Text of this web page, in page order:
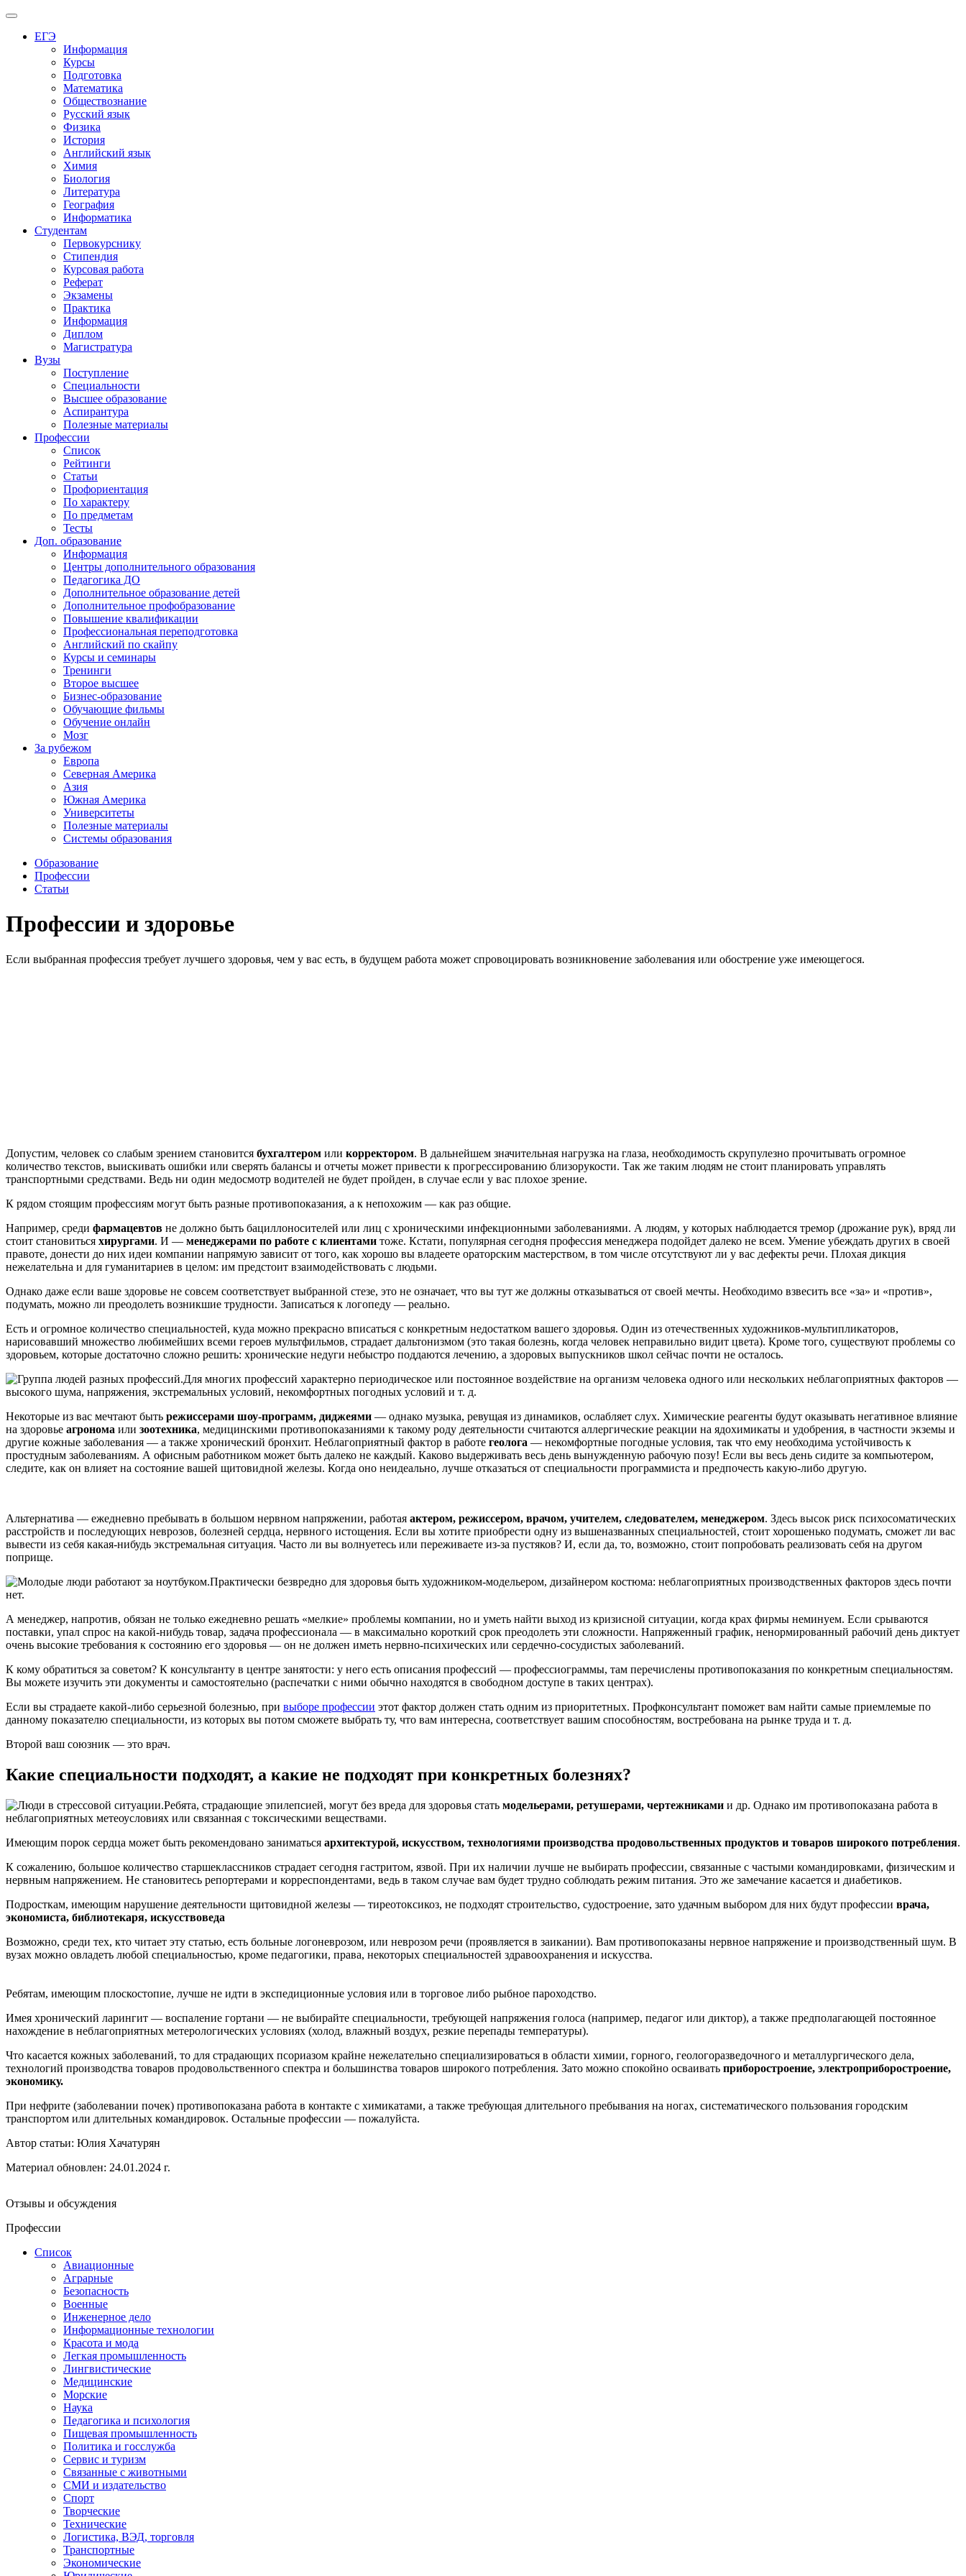
Меню
ЕГЭ
Информация
Курсы
Подготовка
Математика
Обществознание
Русский язык
Физика
История
Английский язык
Химия
Биология
Литература
География
Информатика
Студентам
Первокурснику
Стипендия
Курсовая работа
Реферат
Экзамены
Практика
Информация
Диплом
Магистратура
Вузы
Поступление
Специальности
Высшее образование
Аспирантура
Полезные материалы
Профессии
Список
Рейтинги
Статьи
Профориентация
По характеру
По предметам
Тесты
Доп. образование
Информация
Центры дополнительного образования
Педагогика ДО
Дополнительное образование детей
Дополнительное профобразование
Повышение квалификации
Профессиональная переподготовка
Английский по скайпу
Курсы и семинары
Тренинги
Второе высшее
Бизнес-образование
Обучающие фильмы
Обучение онлайн
Мозг
За рубежом
Европа
Северная Америка
Азия
Южная Америка
Университеты
Полезные материалы
Системы образования
Образование
Профессии
Статьи
Профессии и здоровье
Если выбранная профессия требует лучшего здоровья, чем у вас есть, в будущем работа может спровоцировать возникновение заболевания или обострение уже имеющегося.
Допустим, человек со слабым зрением становится бухгалтером или корректором. В дальнейшем значительная нагрузка на глаза, необходимость скрупулезно прочитывать огромное
количество текстов, выискивать ошибки или сверять балансы и отчеты может привести к прогрессированию близорукости. Так же таким людям не стоит планировать управлять
транспортными средствами. Ведь ни один медосмотр водителей не будет пройден, в случае если у вас плохое зрение.
К рядом стоящим профессиям могут быть разные противопоказания, а к непохожим — как раз общие.
Например, среди фармацевтов не должно быть бациллоносителей или лиц с хроническими инфекционными заболеваниями. А людям, у которых наблюдается тремор (дрожание рук), вряд ли
стоит становиться хирургами. И — менеджерами по работе с клиентами тоже. Кстати, популярная сегодня профессия менеджера подойдет далеко не всем. Умение убеждать других в своей
правоте, донести до них идеи компании напрямую зависит от того, как хорошо вы владеете ораторским мастерством, в том числе отсутствуют ли у вас дефекты речи. Плохая дикция
нежелательна и для гуманитариев в целом: им предстоит взаимодействовать с людьми.
Однако даже если ваше здоровье не совсем соответствует выбранной стезе, это не означает, что вы тут же должны отказываться от своей мечты. Необходимо взвесить все «за» и «против»,
подумать, можно ли преодолеть возникшие трудности. Записаться к логопеду — реально.
Есть и огромное количество специальностей, куда можно прекрасно вписаться с конкретным недостатком вашего здоровья. Один из отечественных художников-мультипликаторов,
нарисовавший множество любимейших всеми героев мультфильмов, страдает дальтонизмом (это такая болезнь, когда человек неправильно видит цвета). Кроме того, существуют проблемы со
здоровьем, которые достаточно сложно решить: хронические недуги небыстро поддаются лечению, а здоровых выпускников школ сейчас почти не осталось.
Для многих профессий характерно периодическое или постоянное воздействие на организм человека одного или нескольких неблагоприятных факторов —
высокого шума, напряжения, экстремальных условий, некомфортных погодных условий и т. д.
Некоторые из вас мечтают быть режиссерами шоу-программ, диджеями — однако музыка, ревущая из динамиков, ослабляет слух. Химические реагенты будут оказывать негативное влияние
на здоровье агронома или зоотехника, медицинскими противопоказаниями к такому роду деятельности считаются аллергические реакции на ядохимикаты и удобрения, в частности экземы и
другие кожные заболевания — а также хронический бронхит. Неблагоприятный фактор в работе геолога — некомфортные погодные условия, так что ему необходима устойчивость к
простудным заболеваниям. А офисным работником может быть далеко не каждый. Каково выдерживать весь день вынужденную рабочую позу! Если вы весь день сидите за компьютером,
следите, как он влияет на состояние вашей щитовидной железы. Когда оно неидеально, лучше отказаться от специальности программиста и предпочесть какую-либо другую.
Альтернатива — ежедневно пребывать в большом нервном напряжении, работая актером, режиссером, врачом, учителем, следователем, менеджером. Здесь высок риск психосоматических
расстройств и последующих неврозов, болезней сердца, нервного истощения. Если вы хотите приобрести одну из вышеназванных специальностей, стоит хорошенько подумать, сможет ли вас
вывести из себя какая-нибудь экстремальная ситуация. Часто ли вы волнуетесь или переживаете из-за пустяков? И, если да, то, возможно, стоит попробовать реализовать себя на другом
поприще.
Практически безвредно для здоровья быть художником-модельером, дизайнером костюма: неблагоприятных производственных факторов здесь почти
нет.
А менеджер, напротив, обязан не только ежедневно решать «мелкие» проблемы компании, но и уметь найти выход из кризисной ситуации, когда крах фирмы неминуем. Если срываются
поставки, упал спрос на какой-нибудь товар, задача профессионала — в максимально короткий срок преодолеть эти сложности. Напряженный график, ненормированный рабочий день диктует
очень высокие требования к состоянию его здоровья — он не должен иметь нервно-психических или сердечно-сосудистых заболеваний.
К кому обратиться за советом? К консультанту в центре занятости: у него есть описания профессий — профессиограммы, там перечислены противопоказания по конкретным специальностям.
Вы можете изучить эти документы и самостоятельно (распечатки с ними обычно находятся в свободном доступе в таких центрах).
Если вы страдаете какой-либо серьезной болезнью, при выборе профессии этот фактор должен стать одним из приоритетных. Профконсультант поможет вам найти самые приемлемые по
данному показателю специальности, из которых вы потом сможете выбрать ту, что вам интересна, соответствует вашим способностям, востребована на рынке труда и т. д.
Второй ваш союзник — это врач.
Какие специальности подходят, а какие не подходят при конкретных болезнях?
Ребята, страдающие эпилепсией, могут без вреда для здоровья стать модельерами, ретушерами, чертежниками и др. Однако им противопоказана работа в
неблагоприятных метеоусловиях или связанная с токсическими веществами.
Имеющим порок сердца может быть рекомендовано заниматься архитектурой, искусством, технологиями производства продовольственных продуктов и товаров широкого потребления.
К сожалению, большое количество старшеклассников страдает сегодня гастритом, язвой. При их наличии лучше не выбирать профессии, связанные с частыми командировками, физическим и
нервным напряжением. Не становитесь репортерами и корреспондентами, ведь в таком случае вам будет трудно соблюдать режим питания. Это же замечание касается и диабетиков.
Подросткам, имеющим нарушение деятельности щитовидной железы — тиреотоксикоз, не подходят строительство, судостроение, зато удачным выбором для них будут профессии врача,
экономиста, библиотекаря, искусствоведа
Возможно, среди тех, кто читает эту статью, есть больные логоневрозом, или неврозом речи (проявляется в заикании). Вам противопоказаны нервное напряжение и производственный шум. В
вузах можно овладеть любой специальностью, кроме педагогики, права, некоторых специальностей здравоохранения и искусства.
Ребятам, имеющим плоскостопие, лучше не идти в экспедиционные условия или в торговое либо рыбное пароходство.
Имея хронический ларингит — воспаление гортани — не выбирайте специальности, требующей напряжения голоса (например, педагог или диктор), а также предполагающей постоянное
нахождение в неблагоприятных метерологических условиях (холод, влажный воздух, резкие перепады температуры).
Что касается кожных заболеваний, то для страдающих псориазом крайне нежелательно специализироваться в области химии, горного, геологоразведочного и металлургического дела,
технологий производства товаров продовольственного спектра и большинства товаров широкого потребления. Зато можно спокойно осваивать приборостроение, электроприборостроение,
экономику.
При нефрите (заболевании почек) противопоказана работа в контакте с химикатами, а также требующая длительного пребывания на ногах, систематического пользования городским
транспортом или длительных командировок. Остальные профессии — пожалуйста.
Автор статьи: Юлия Хачатурян
Материал обновлен: 24.01.2024 г.
Отзывы и обсуждения
Профессии
Список
Авиационные
Аграрные
Безопасность
Военные
Инженерное дело
Информационные технологии
Красота и мода
Легкая промышленность
Лингвистические
Медицинские
Морские
Наука
Педагогика и психология
Пищевая промышленность
Политика и госслужба
Сервис и туризм
Связанные с животными
СМИ и издательство
Спорт
Творческие
Технические
Логистика, ВЭД, торговля
Транспортные
Экономические